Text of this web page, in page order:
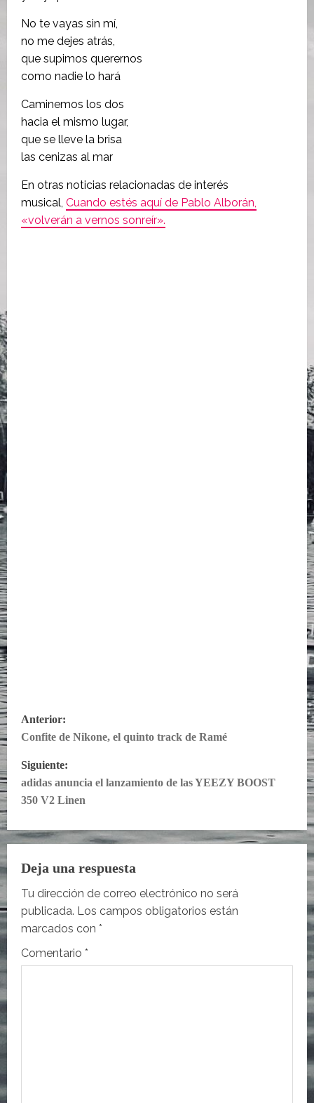
No te vayas sin mí,
no me dejes atrás,
que supimos querernos
como nadie lo hará
Caminemos los dos
hacia el mismo lugar,
que se lleve la brisa
las cenizas al mar
En otras noticias relacionadas de interés
musical, Cuando estés aquí de Pablo Alborán,
«volverán a vernos sonreír».
N
a
v
e
g
a
c
i
ó
Anterior:
Confite de Nikone, el quinto track de Ramé
Siguiente:
adidas anuncia el lanzamiento de las YEEZY BOOST
350 V2 Linen
Deja una respuesta
Tu dirección de correo electrónico no será
publicada. Los campos obligatorios están
marcados con *
Comentario *